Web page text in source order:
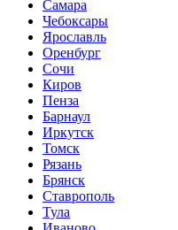
Самара
Чебоксары
Ярославль
Оренбург
Сочи
Киров
Пенза
Барнаул
Иркутск
Томск
Рязань
Брянск
Ставрополь
Тула